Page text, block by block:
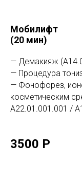
Мобилифт
(20 мин)
— Демакияж
— Процедура
— Фонофорез,
косметическим
А22.01.001.001 /
3500 Р